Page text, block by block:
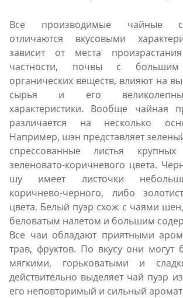
Все производимые чайные
отличаются вкусовыми
зависит от места
частности, почвы с большим
органических веществ, влияют на
сырья и его
характеристики. Вообще чайная
различается на несколько
Например, шэн представляет
спрессованные листья
зеленовато-коричневого цвета.
шу имеет листочки
коричнево-черного, либо
цвета. Белый пуэр схож с чаями
беловатым налетом и большим
Все чаи обладают приятными
трав, фруктов. По вкусу они могут
мягкими, горьковатыми и
действительно выделяет чай пуэр
его неповторимый и сильный